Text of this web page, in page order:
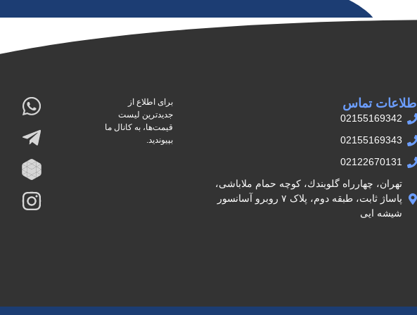
اطلاعات تماس
02155169342
02155169343
02122670131
تهران، چهارراه گلوبندك، كوچه حمام ملاباشى،
پاساژ ثابت، طبقه دوم، پلاک ۷ روبرو آسانسور
شيشه ايى
برای اطلاع از
جدیدترین لیست
قیمت‌ها، به کانال ما
بپیوندید.